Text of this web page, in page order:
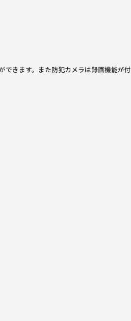
できます。また防犯カメラは録画機能が付